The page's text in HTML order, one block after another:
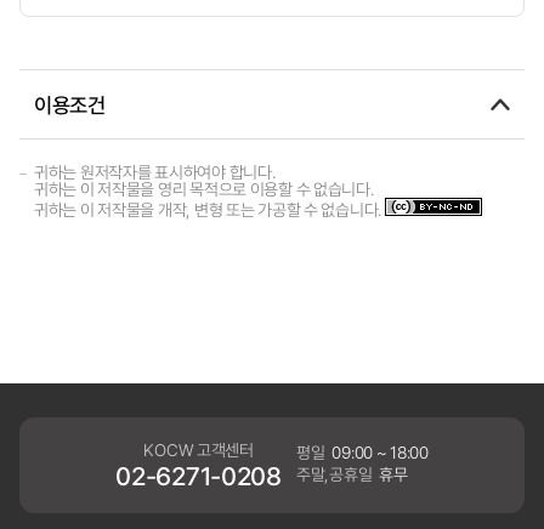
이용조건
귀하는 원저작자를 표시하여야 합니다.
귀하는 이 저작물을 영리 목적으로 이용할 수 없습니다.
귀하는 이 저작물을 개작, 변형 또는 가공할 수 없습니다.
KOCW 고객센터
02-6271-0208
평일 09:00 ~ 18:00
주말,공휴일 휴무